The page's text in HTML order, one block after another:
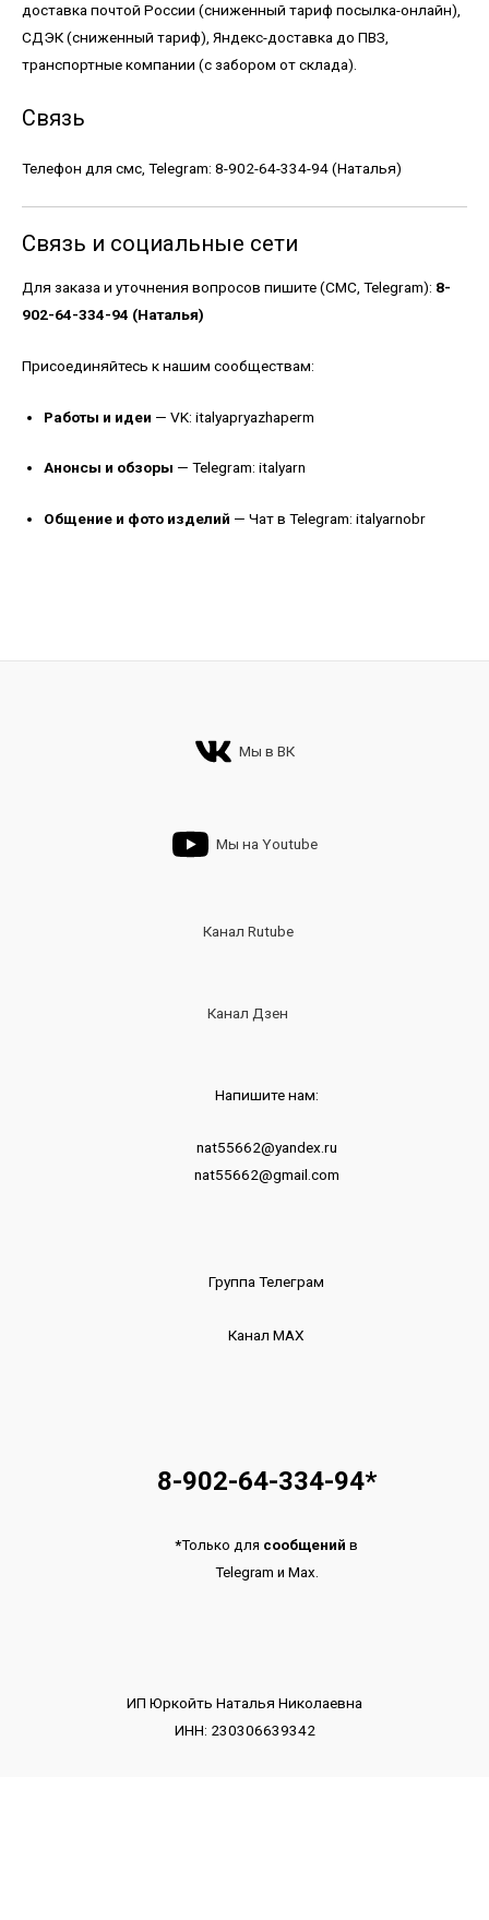
доставка почтой России (сниженный тариф посылка-онлайн),
СДЭК (сниженный тариф), Яндекс-доставка до ПВЗ,
транспортные компании (с забором от склада).
Связь
Телефон для смс, Telegram: 8-902-64-334-94 (Наталья)
Связь и социальные сети
Для заказа и уточнения вопросов пишите (СМС, Telegram): 8-
902-64-334-94 (Наталья)
Присоединяйтесь к нашим сообществам:
Работы и идеи — VK: italyapryazhaperm
Анонсы и обзоры — Telegram: italyarn
Общение и фото изделий — Чат в Telegram: italyarnobr
Мы в ВК
Мы на Youtube
Канал Rutube
Канал Дзен
Напишите нам:
nat55662@yandex.ru
nat55662@gmail.com
Группа Телеграм
Канал МАХ
8-902-64-334-94*
*Только для сообщений в
Telegram и Max.
ИП Юркойть Наталья Николаевна
ИНН: 230306639342